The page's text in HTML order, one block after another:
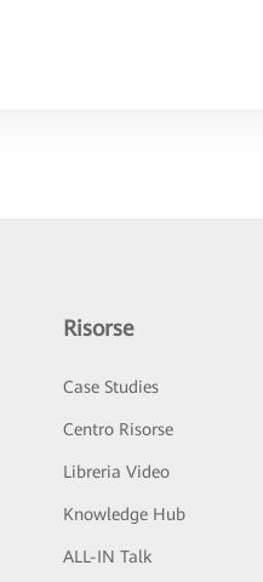
Risorse
Case Studies
Centro Risorse
Libreria Video
Knowledge Hub
ALL-IN Talk